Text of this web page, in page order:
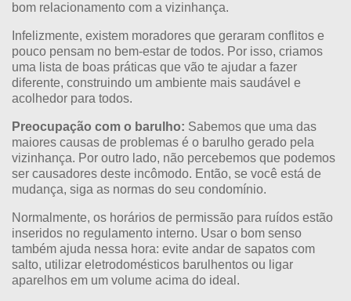
bom relacionamento com a vizinhança.
Infelizmente, existem moradores que geraram conflitos e
pouco pensam no bem-estar de todos. Por isso, criamos
uma lista de boas práticas que vão te ajudar a fazer
diferente, construindo um ambiente mais saudável e
acolhedor para todos.
Preocupação com o barulho: Sabemos que uma das
maiores causas de problemas é o barulho gerado pela
vizinhança. Por outro lado, não percebemos que podemos
ser causadores deste incômodo. Então, se você está de
mudança, siga as normas do seu condomínio.
Normalmente, os horários de permissão para ruídos estão
inseridos no regulamento interno. Usar o bom senso
também ajuda nessa hora: evite andar de sapatos com
salto, utilizar eletrodomésticos barulhentos ou ligar
aparelhos em um volume acima do ideal.